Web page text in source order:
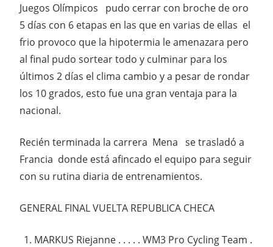
Juegos Olímpicos pudo cerrar con broche de oro
5 días con 6 etapas en las que en varias de ellas el
frio provoco que la hipotermia le amenazara pero
al final pudo sortear todo y culminar para los
últimos 2 días el clima cambio y a pesar de rondar
los 10 grados, esto fue una gran ventaja para la
nacional.
Recién terminada la carrera Mena se trasladó a
Francia donde está afincado el equipo para seguir
con su rutina diaria de entrenamientos.
GENERAL FINAL VUELTA REPUBLICA CHECA
MARKUS Riejanne . . . . . WM3 Pro Cycling Team .